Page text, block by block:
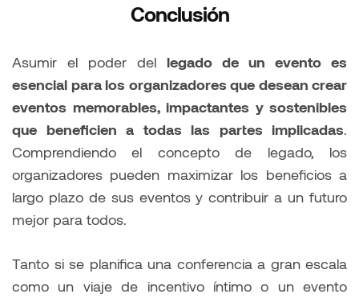
Conclusión
Asumir el poder del legado de un evento es
esencial para los organizadores que desean crear
eventos memorables, impactantes y sostenibles
que beneficien a todas las partes implicadas.
Comprendiendo el concepto de legado, los
organizadores pueden maximizar los beneficios a
largo plazo de sus eventos y contribuir a un futuro
mejor para todos.
Tanto si se planifica una conferencia a gran escala
como un viaje de incentivo íntimo o un evento